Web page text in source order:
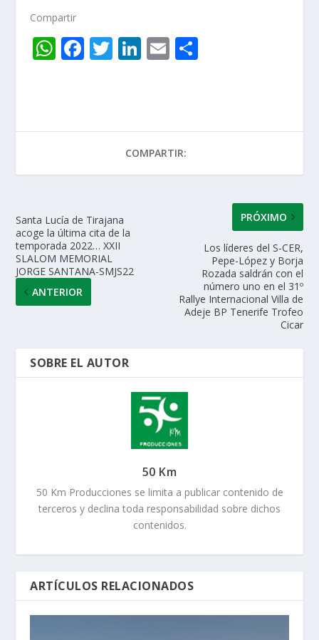
Compartir
W
A
p
F
o
k
T Li
dI
n
E
ar
r
COMPARTIR:
Santa Lucía de Tirajana
acoge la última cita de la
temporada 2022… XXII
SLALOM MEMORIAL
JORGE SANTANA-SMJS22
ANTERIOR
PRÓXIMO
Los líderes del S-CER,
Pepe-López y Borja
Rozada saldrán con el
número uno en el 31º
Rallye Internacional Villa de
Adeje BP Tenerife Trofeo
Cicar
SOBRE EL AUTOR
50 Km
50 Km Producciones se limita a publicar contenido de
terceros y declina toda responsabilidad sobre dichos
contenidos.
ARTÍCULOS RELACIONADOS